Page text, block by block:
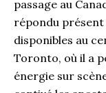
passage au
répondu
disponibles au
Toronto, où il a
énergie sur